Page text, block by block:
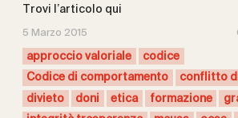
Trovi l’articolo qui
5 Marzo 2015
approccio valoriale
codice
Codice di comportamento
conflitto
divieto
doni etica formazione